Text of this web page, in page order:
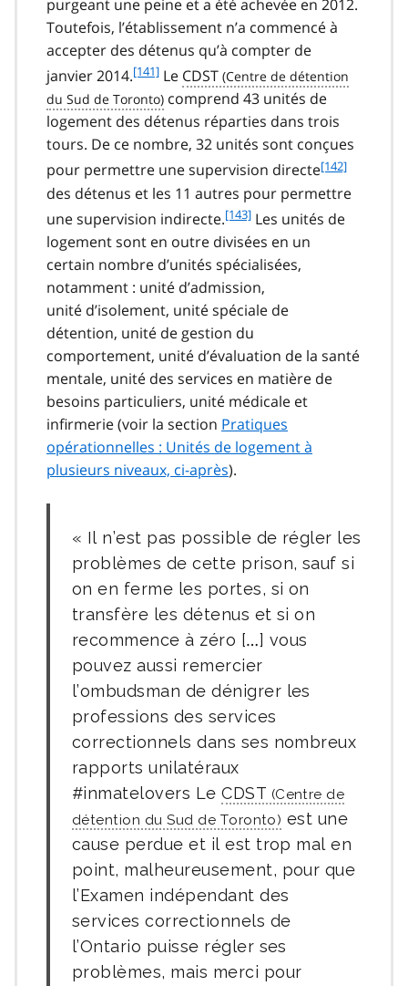
o
t
1
4
0
purgeant une peine et a été achevée en 2012.
Toutefois, l’établissement n’a commencé à
accepter des détenus qu’à compter de
janvier 2014.f
o
t
n
o
e
1
4
1
[141] Le CDST
comprend 43 unités de
logement des détenus réparties dans trois
tours. De ce nombre, 32 unités sont conçues
pour permettre une supervision directef
o
t
2
[142]
des détenus et les 11 autres pour permettre
une supervision indirecte.f
o
t
n
o
t
1
4
3
[143] Les unités de
logement sont en outre divisées en un
certain nombre d’unités spécialisées,
notamment : unité d’admission,
unité d’isolement, unité spéciale de
détention, unité de gestion du
comportement, unité d’évaluation de la santé
mentale, unité des services en matière de
besoins particuliers, unité médicale et
infirmerie (voir la section Pratiques
opérationnelles : Unités de logement à
plusieurs niveaux, ci-après).
Il n’est pas possible de régler les
problèmes de cette prison, sauf si
on en ferme les portes, si on
transfère les détenus et si on
recommence à zéro […] vous
pouvez aussi remercier
l’ombudsman de dénigrer les
professions des services
correctionnels dans ses nombreux
rapports unilatéraux
#inmatelovers LeCDST
est une
cause perdue et il est trop mal en
point, malheureusement, pour que
l’Examen indépendant des
services correctionnels de
l’Ontario puisse régler ses
problèmes, mais merci pour